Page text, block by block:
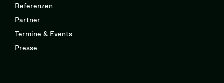
Referenzen
Partner
Termine & Events
Presse